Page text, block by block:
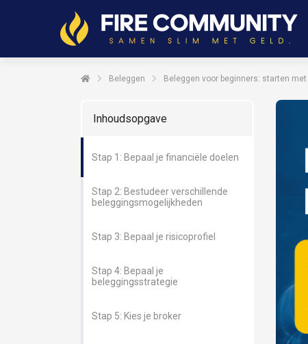
Beleggen Beleggen voor beginners: starten
Inhoudsopgave
Stap 1: Bepaal je financiële doelen
Stap 2: Bestudeer verschillende
beleggingsmogelijkheden
Stap 3: Bepaal je risicoprofiel
Stap 4: Bepaal je
beleggingsstrategie
Stap 5: Kies je broker